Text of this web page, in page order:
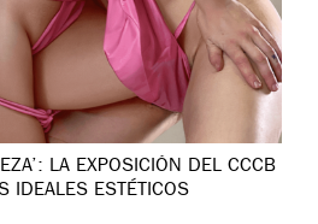
LA EXPOSICIÓN DEL CCCB
IDEALES ESTÉTICOS